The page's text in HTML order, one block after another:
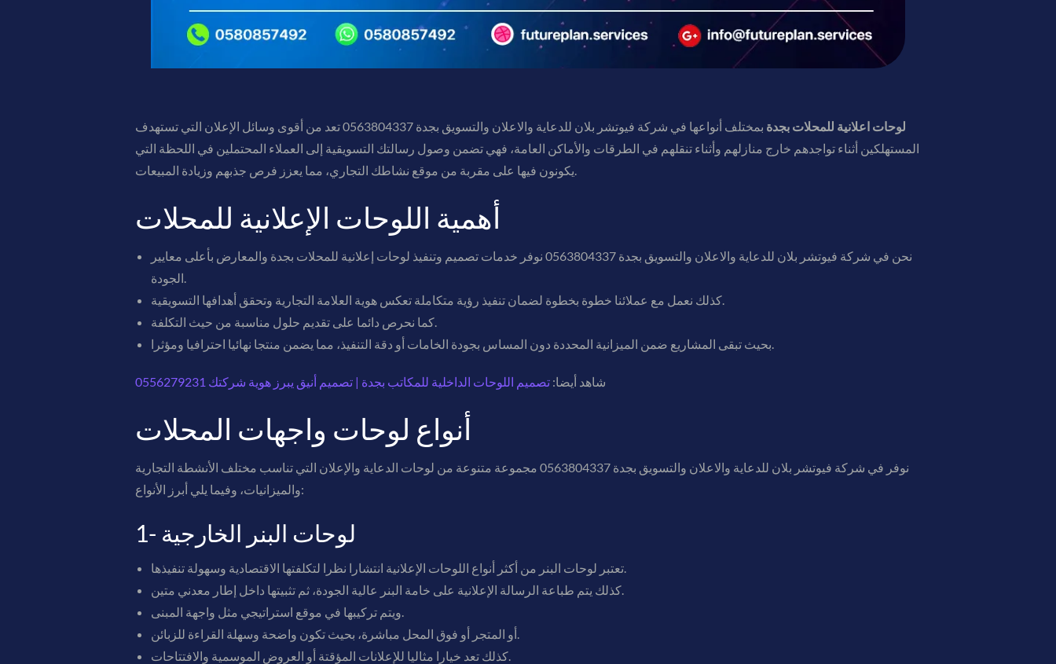
لوحات اعلانية للمحلات بجدة
بمختلف أنواعها في شركة فيوتشر بلان للدعاية والاعلان والتسويق بجدة 0563804337 تعد من أقوى وسائل الإعلان التي تستهدف
المستهلكين أثناء تواجدهم خارج منازلهم وأثناء تنقلهم في الطرقات والأماكن العامة، فهي تضمن وصول رسالتك التسويقية إلى العملاء المحتملين في اللحظة التي
يكونون فيها على مقربة من موقع نشاطك التجاري، مما يعزز فرص جذبهم وزيادة المبيعات.
أهمية اللوحات الإعلانية للمحلات
نحن في شركة فيوتشر بلان للدعاية والاعلان والتسويق بجدة 0563804337 نوفر خدمات تصميم وتنفيذ لوحات إعلانية للمحلات بجدة والمعارض بأعلى معايير
الجودة.
كذلك نعمل مع عملائنا خطوة بخطوة لضمان تنفيذ رؤية متكاملة تعكس هوية العلامة التجارية وتحقق أهدافها التسويقية.
كما نحرص دائما على تقديم حلول مناسبة من حيث التكلفة.
بحيث تبقى المشاريع ضمن الميزانية المحددة دون المساس بجودة الخامات أو دقة التنفيذ، مما يضمن منتجا نهائيا احترافيا ومؤثرا.
شاهد أيضا: تصميم اللوحات الداخلية للمكاتب بجدة | تصميم أنيق يبرز هوية شركتك 0556279231
أنواع لوحات واجهات المحلات
نوفر في شركة فيوتشر بلان للدعاية والاعلان والتسويق بجدة 0563804337 مجموعة متنوعة من لوحات الدعاية والإعلان التي تناسب مختلف الأنشطة التجارية
والميزانيات، وفيما يلي أبرز الأنواع:
1- لوحات البنر الخارجية
تعتبر لوحات البنر من أكثر أنواع اللوحات الإعلانية انتشارا نظرا لتكلفتها الاقتصادية وسهولة تنفيذها.
كذلك يتم طباعة الرسالة الإعلانية على خامة البنر عالية الجودة، ثم تثبيتها داخل إطار معدني متين.
ويتم تركيبها في موقع استراتيجي مثل واجهة المبنى.
أو المتجر أو فوق المحل مباشرة، بحيث تكون واضحة وسهلة القراءة للزبائن.
كذلك تعد خيارا مثاليا للإعلانات المؤقتة أو العروض الموسمية والافتتاحات.